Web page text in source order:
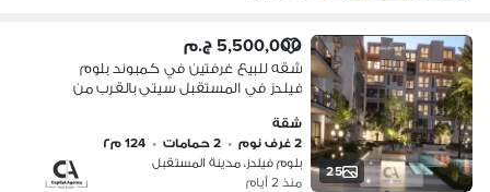
25
5,500,000 ج.م
شقه للبيع غرفتين في كمبوند بلوم
فيلدز في المستقبل سيتي بالقرب من
Tatweer Misr
شقة
2 غرف نوم
• 2 حمامات • 124 م٢
بلوم فيلدز، مدينة المستقبل
منذ 2 أيام